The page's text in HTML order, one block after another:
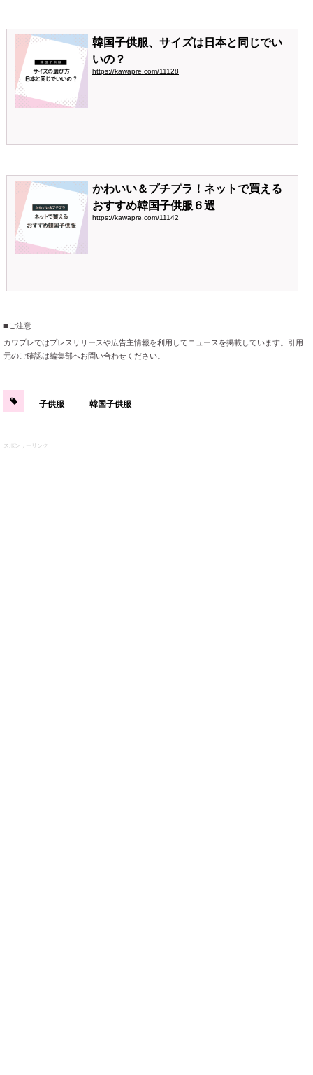
韓国子供服、サイズは日本と同じでい
いの？
https://kawapre.com/11128
かわいい＆プチプラ！ネットで買える
おすすめ韓国子供服６選
https://kawapre.com/11142
■ご注意
カワプレではプレスリリースや広告主情報を利用してニュースを掲載しています。引用
元のご確認は編集部へお問い合わせください。
子供服 韓国子供服
スポンサーリンク